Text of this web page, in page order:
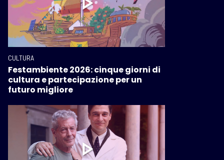
CULTURA
Festambiente 2026: cinque giorni di
cultura e partecipazione per un
futuro migliore